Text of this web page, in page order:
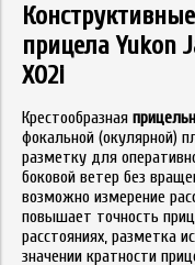
прицела Yukon
X02i
Крестообразная
фокальной (окулярной)
разметку для
боковой ветер без
возможно измерение
повышает точность
расстояниях, разметка
значении кратности